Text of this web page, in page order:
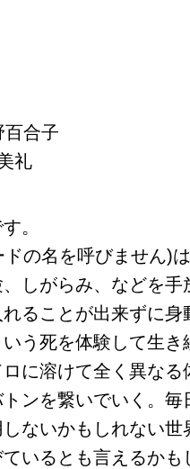
合子
礼
。
の名を呼びません)は
しがらみ、などを
ることが出来ずに身
う死を体験して生き
に溶けて全く異な
ンを繋いでいく。毎
ないかもしれない
いるとも言えるかも